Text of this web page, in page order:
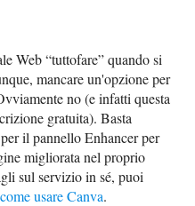
Web “tuttofare” quando si
mancare un'opzione per
no (e infatti questa
gratuita). Basta
il pannello Enhancer per
migliorata nel proprio
sul servizio in sé, puoi
come usare Canva.